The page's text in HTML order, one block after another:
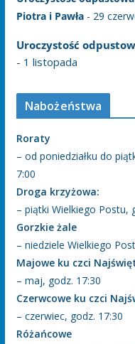
Piotra i Pawła- 29
Uroczystość
- 1 listopada
Nabożeństwa
Roraty
– od poniedziałku do
7:00
Droga krzyżowa:
– piątki Wielkiego Postu,
Gorzkie żale
– niedziele Wielkiego
Majowe ku czci
– maj, godz. 17:30
Czerwcowe ku czci
– czerwiec, godz. 17:30
Różańcowe